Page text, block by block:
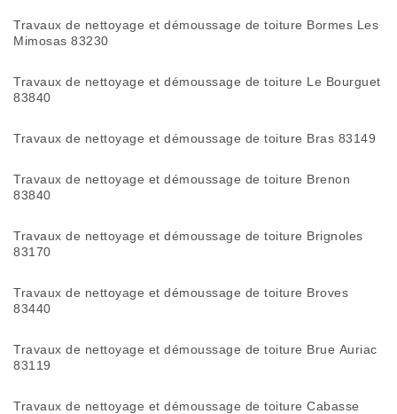
Travaux de nettoyage et démoussage de toiture Bormes Les
Mimosas 83230
Travaux de nettoyage et démoussage de toiture Le Bourguet
83840
Travaux de nettoyage et démoussage de toiture Bras 83149
Travaux de nettoyage et démoussage de toiture Brenon
83840
Travaux de nettoyage et démoussage de toiture Brignoles
83170
Travaux de nettoyage et démoussage de toiture Broves
83440
Travaux de nettoyage et démoussage de toiture Brue Auriac
83119
Travaux de nettoyage et démoussage de toiture Cabasse